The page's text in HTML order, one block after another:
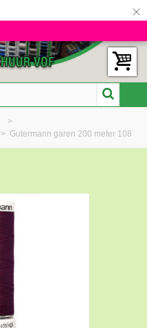
×
>
> Gutermann garen 200 meter 108